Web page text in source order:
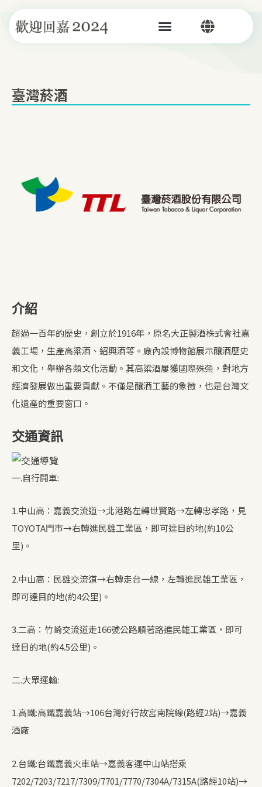
選
臺灣菸酒
介紹
超過一百年的歷史，創立於1916年，原名大正製酒株式會社嘉
義工場，生產高粱酒、紹興酒等。廠內設博物館展示釀酒歷史
和文化，舉辦各類文化活動。其高粱酒屢獲國際殊榮，對地方
經濟發展做出重要貢獻。不僅是釀酒工藝的象徵，也是台灣文
化遺產的重要窗口。
交通資訊
一.自行開車:
1.中山高：嘉義交流道→北港路左轉世賢路→左轉忠孝路，見
TOYOTA門市→右轉進民雄工業區，即可達目的地(約10公
里)。
2.中山高：民雄交流道→右轉走台一線，左轉進民雄工業區，
即可達目的地(約4公里)。
3.二高：竹崎交流道走166號公路順著路進民雄工業區，即可
達目的地(約4.5公里)。
二.大眾運輸:
1.高鐵:高鐵嘉義站→106台灣好行故宮南院線(路經2站)→嘉義
酒廠
2.台鐵:台鐵嘉義火車站→嘉義客運中山站搭乘
7202/7203/7217/7309/7701/7770/7304A/7315A(路經10站)→